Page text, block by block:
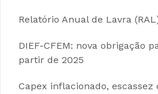
Relatório Anual de Lavra
DIEF-CFEM: nova obrigação
partir de 2025
Capex inflacionado, escassez